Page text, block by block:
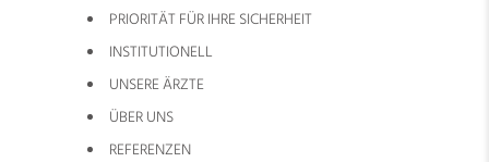
PRIORITÄT FÜR IHRE SICHERHEIT
INSTITUTIONELL
UNSERE ÄRZTE
ÜBER UNS
REFERENZEN